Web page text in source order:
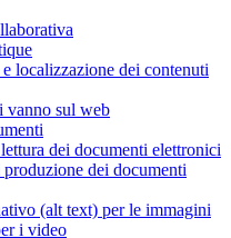
localizzazione dei contenuti
vanno sul web
dei documenti elettronici
dei documenti
(alt text) per le immagini
i video